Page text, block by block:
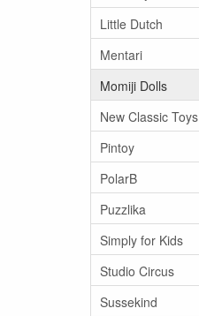
Little Dutch
Mentari
Momiji Dolls
New Classic Toys
Pintoy
PolarB
Puzzlika
Simply for Kids
Studio Circus
Sussekind